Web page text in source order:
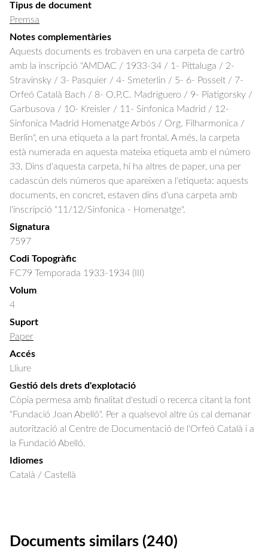
Tipus de document
Premsa
Notes complementàries
Aquests documents es trobaven en una carpeta de cartró
amb la inscripció "AMDAC / 1933-34 / 1- Pittaluga / 2-
Stravinsky / 3- Pasquier / 4- Smeterlin / 5- 6- Posselt / 7-
Orfeó Català Bach / 8- O.P.C. Madriguero / 9- Piatigorsky /
Garbusova / 10- Kreisler / 11- Sinfonica Madrid / 12-
Sinfonica Madrid Homenatge Arbós / Org. Filharmonica /
Berlin", en una etiqueta a la part frontal. A més, la carpeta
està numerada en aquesta mateixa etiqueta amb el número
33. Dins d'aquesta carpeta, hi ha altres de paper, una per
cadascún dels números que apareixen a l'etiqueta: aquests
documents, en concret, estaven dins d'una carpeta amb
l'inscripció "11/12/Sinfonica - Homenatge".
Signatura
7597
Codi Topogràfic
FC79 Temporada 1933-1934 (III)
Volum
4
Suport
Paper
Accés
Lliure
Gestió dels drets d'explotació
Còpia permesa amb finalitat d'estudi o recerca citant la font
"Fundació Joan Abelló". Per a qualsevol altre ús cal demanar
autorització al Centre de Documentació de l'Orfeó Català i a
la Fundació Abelló.
Idiomes
Català / Castellà
Documents similars (240)